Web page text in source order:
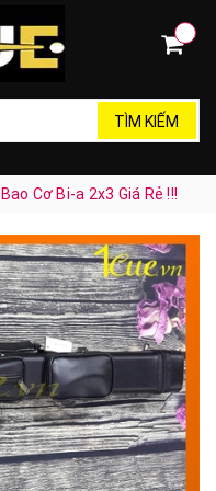
TÌM KIẾM
Bao Cơ Bi-a 2x3 Giá Rẻ !!!